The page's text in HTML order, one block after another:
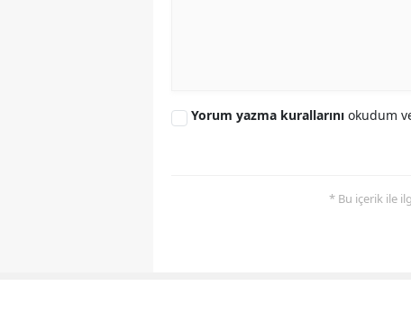
Yorum yazma kurallarını okudum
* Bu içerik ile